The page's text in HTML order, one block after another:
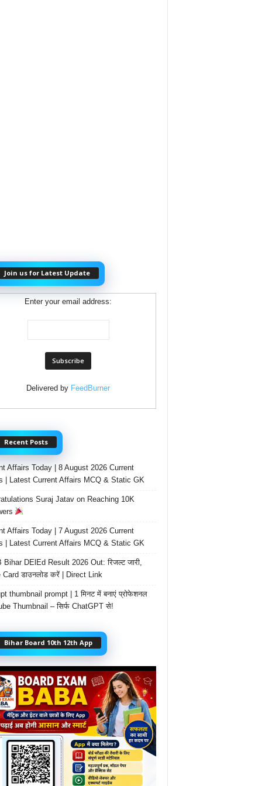
Join us for Latest Update
Enter your email address:
Delivered by FeedBurner
Recent Posts
Affairs Today | 8 August 2026 Current
| Latest Current Affairs MCQ & Static GK
Suraj Jatav on Reaching 10K
Affairs Today | 7 August 2026 Current
| Latest Current Affairs MCQ & Static GK
Bihar DElEd Result 2026 Out: रिजल्ट जारी,
Card डाउनलोड करें | Direct Link
thumbnail prompt | 1 मिनट में बनाएं प्रोफेशनल
Thumbnail – सिर्फ ChatGPT से!
Bihar Board 10th 12th App